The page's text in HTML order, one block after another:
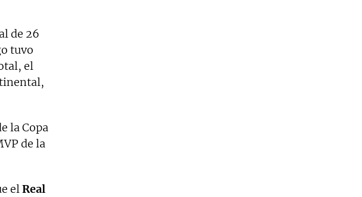
de 26
tuvo
el
la Copa
de la
elReal